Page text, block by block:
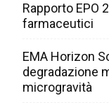
Rapporto EPO
farmaceutici
EMA Horizon
degradazione
microgravità